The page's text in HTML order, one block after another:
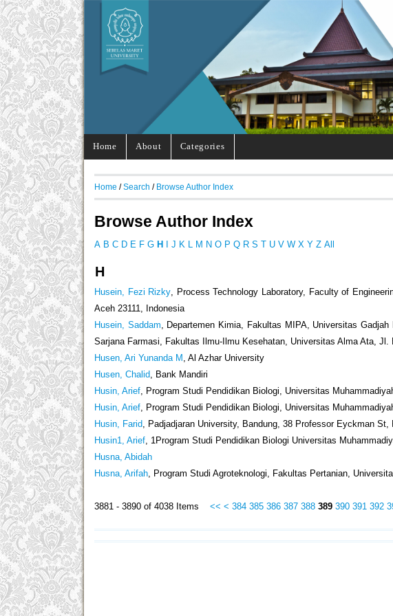
Home About Categories
Home / Search / Browse Author Index
Browse Author Index
A B C D E F G H I J K L M N O P Q R S T U V W X Y Z All
H
Husein, Fezi Rizky, Process Technology Laboratory, Faculty of
Aceh 23111, Indonesia
Husein, Saddam, Departemen Kimia, Fakultas MIPA, Universitas
Sarjana Farmasi, Fakultas Ilmu-Ilmu Kesehatan, Universitas Alma Ata, Jl.
Husen, Ari Yunanda M , Al Azhar University
Husen, Chalid, Bank Mandiri
Husin, Arief, Program Studi Pendidikan Biologi, Universitas
Husin, Arief, Program Studi Pendidikan Biologi, Universitas
Husin, Farid, Padjadjaran University, Bandung, 38 Professor Eyckman
Husin1, Arief, 1Program Studi Pendidikan Biologi Universitas
Husna, Abidah
Husna, Arifah, Program Studi Agroteknologi, Fakultas Pertanian,
3881 - 3890 of 4038 Items << < 384 385 386 387 388 389 390 391 392